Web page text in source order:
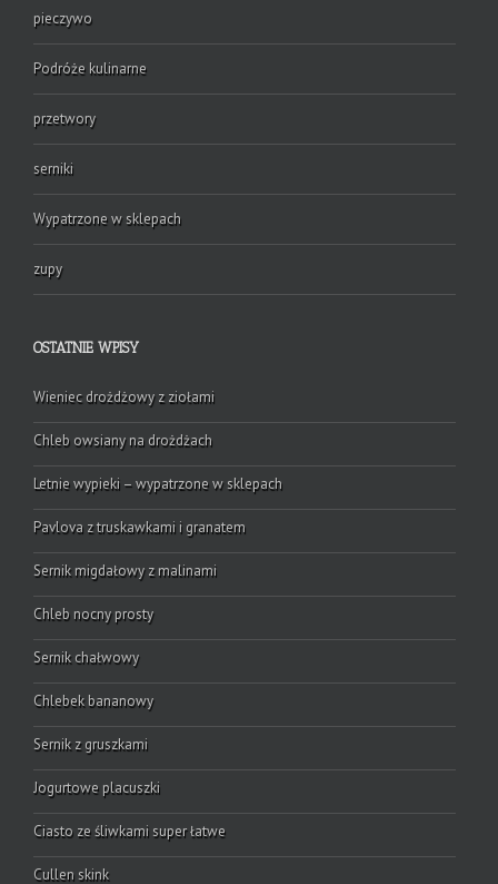
pieczywo
Podróże kulinarne
przetwory
serniki
Wypatrzone w sklepach
zupy
OSTATNIE WPISY
Wieniec drożdżowy z ziołami
Chleb owsiany na drożdżach
Letnie wypieki – wypatrzone w sklepach
Pavlova z truskawkami i granatem
Sernik migdałowy z malinami
Chleb nocny prosty
Sernik chałwowy
Chlebek bananowy
Sernik z gruszkami
Jogurtowe placuszki
Ciasto ze śliwkami super łatwe
Cullen skink